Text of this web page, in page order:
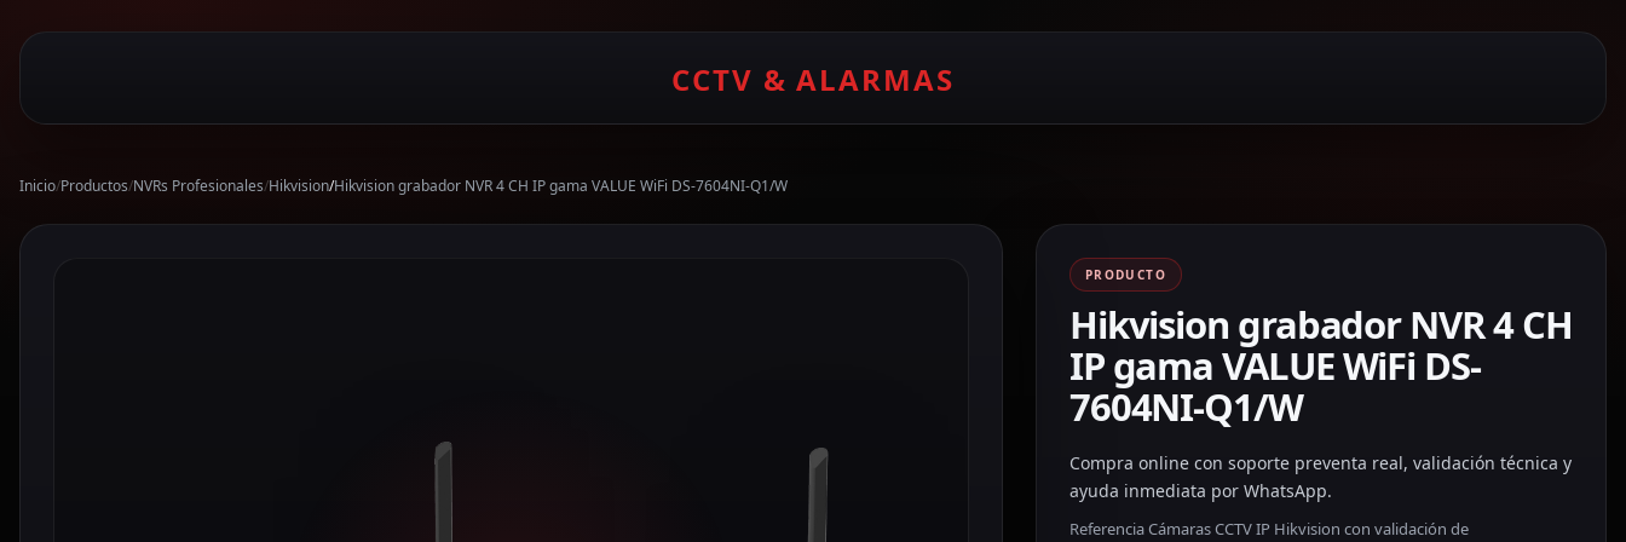
CCTV & ALARMAS
Inicio/Productos/NVRs Profesionales/Hikvision/Hikvision grabador NVR 4 CH IP gama VALUE WiFi DS-7604NI-Q1/W
PRODUCTO
Hikvision grabador NVR 4 CH
IP gama VALUE WiFi DS-
7604NI-Q1/W
Compra online con soporte preventa real, validación técnica y
ayuda inmediata por WhatsApp.
Referencia Cámaras CCTV IP Hikvision con validación de